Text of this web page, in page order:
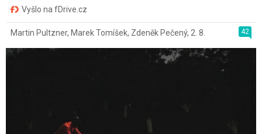
Vyšlo na fDrive.cz
42
Martin Pultzner, Marek Tomíšek, Zdeněk Pečený, 2. 8.